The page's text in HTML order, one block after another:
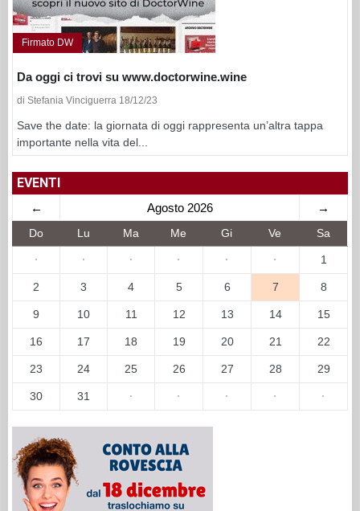
Firmato DW
Da oggi ci trovi su www.doctorwine.wine
di Stefania Vinciguerra 18/12/23
Save the date: la giornata di oggi rappresenta un’altra tappa
importante nella vita del...
EVENTI
← Agosto 2026 →
Do Lu Ma Me Gi Ve Sa
· · · · · · 1
2 3 4 5 6 7 8
9 10 11 12 13 14 15
16 17 18 19 20 21 22
23 24 25 26 27 28 29
30 31 · · · · ·